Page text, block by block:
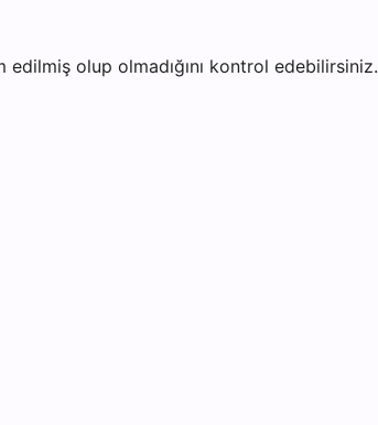
olup olmadığını kontrol edebilirsiniz.